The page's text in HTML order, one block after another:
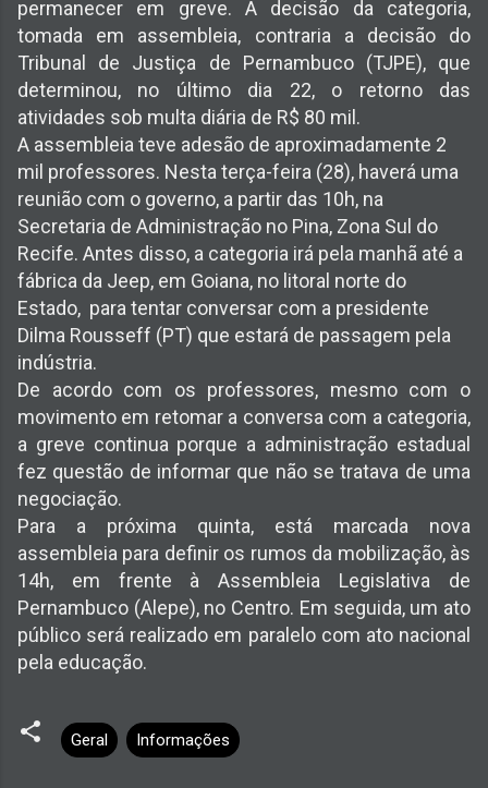
permanecer em greve. A decisão da categoria,
tomada em assembleia, contraria a decisão do
Tribunal de Justiça de Pernambuco (TJPE), que
determinou, no último dia 22, o retorno das
atividades sob multa diária de R$ 80 mil.
A assembleia teve adesão de aproximadamente 2
mil professores. Nesta terça-feira (28), haverá uma
reunião com o governo, a partir das 10h, na
Secretaria de Administração no Pina, Zona Sul do
Recife. Antes disso, a categoria irá pela manhã até a
fábrica da Jeep, em Goiana, no litoral norte do
Estado, para tentar conversar com a presidente
Dilma Rousseff (PT) que estará de passagem pela
indústria.
De acordo com os professores, mesmo com o
movimento em retomar a conversa com a categoria,
a greve continua porque a administração estadual
fez questão de informar que não se tratava de uma
negociação.
Para a próxima quinta, está marcada nova
assembleia para definir os rumos da mobilização, às
14h, em frente à Assembleia Legislativa de
Pernambuco (Alepe), no Centro. Em seguida, um ato
público será realizado em paralelo com ato nacional
pela educação.
Geral Informações